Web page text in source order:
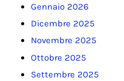
Gennaio 2026
Dicembre 2025
Novembre 2025
Ottobre 2025
Settembre 2025